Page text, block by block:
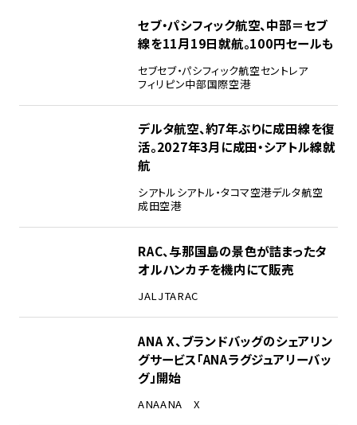
セブ・パシフィック航空、中部＝セブ
線を11月19日就航。100円セールも
セブセブ・パシフィック航空セントレア
フィリピン中部国際空港
デルタ航空、約7年ぶりに成田線を復
活。2027年3月に成田・シアトル線就
航
シアトルシアトル・タコマ空港デルタ航空
成田空港
RAC、与那国島の景色が詰まったタ
オルハンカチを機内にて販売
JALJTARAC
ANA X、ブランドバッグのシェアリン
グサービス「ANAラグジュアリーバッ
グ」開始
ANAANA X